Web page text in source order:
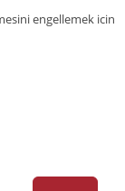
engellemek icin